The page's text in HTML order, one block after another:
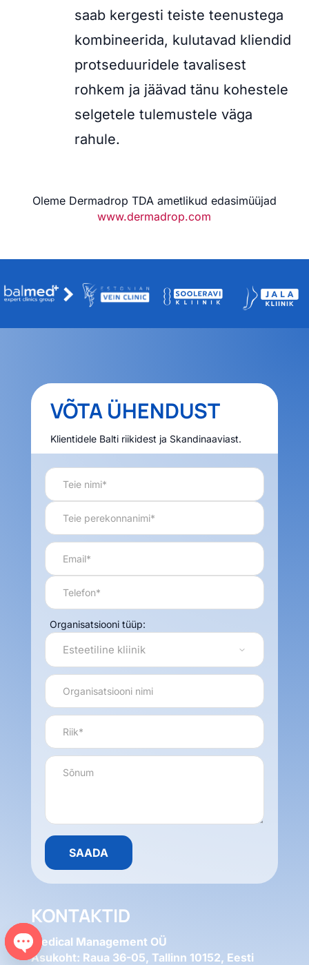
saab kergesti teiste teenustega
kombineerida, kulutavad kliendid
protseduuridele tavalisest
rohkem ja jäävad tänu kohestele
selgetele tulemustele väga
rahule.
Oleme Dermadrop TDA ametlikud edasimüüjad
www.dermadrop.com
VÕTA ÜHENDUST
Klientidele Balti riikidest ja Skandinaaviast.
Organisatsiooni tüüp:
KONTAKTID
Medical Management OÜ
Asukoht: Raua 36-05, Tallinn 10152, Eesti